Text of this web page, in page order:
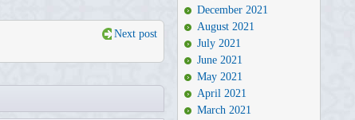
Next post
December 2021
August 2021
July 2021
June 2021
May 2021
April 2021
March 2021